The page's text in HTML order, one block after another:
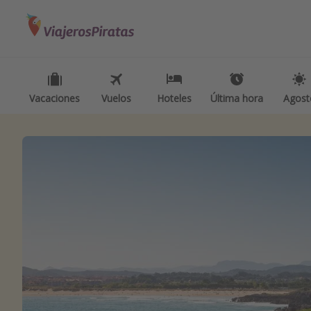
Vacaciones Vuelos Hoteles Última hora
Vuelos
Hoteles
Cruceros
Todos los destinos
Tenerife
Marruecos
Camping
Glamping
Viajar